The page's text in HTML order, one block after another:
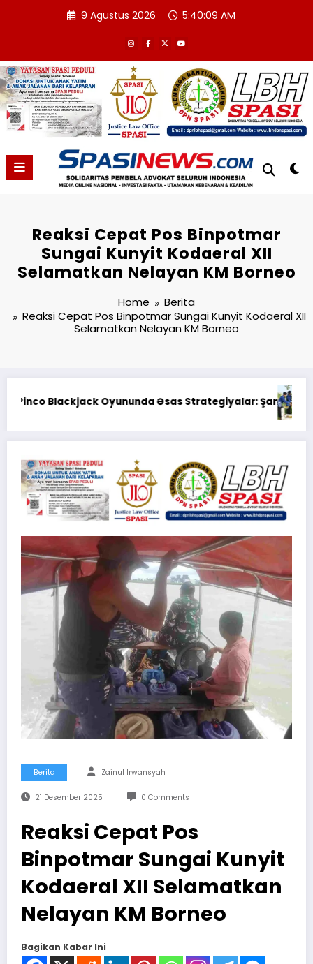
9 Agustus 2026 5:40:10 AM
Reaksi Cepat Pos Binpotmar
Sungai Kunyit Kodaeral XII
Selamatkan Nelayan KM Borneo
Home
Berita
Reaksi Cepat Pos Binpotmar Sungai Kunyit Kodaeral XII
Selamatkan Nelayan KM Borneo
Bacarıq Balansı – BetAz Oyununa İcmal
Kodaeral XII Gelar Ziarah Rombongan di TMP
Berita Zainul Irwansyah
21 Desember 2025 0 Comments
Reaksi Cepat Pos
Binpotmar Sungai Kunyit
Kodaeral XII Selamatkan
Nelayan KM Borneo
Bagikan Kabar Ini